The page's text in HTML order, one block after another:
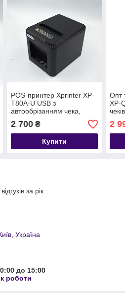
POS-принтер Xprinter XP-
T80A-U USB з
автообрізанням чека,
чорний (XP-T80A-U)
2 700₴
Купити
Опт
XP-
2
за рік
Україна
до 15:00
роботи